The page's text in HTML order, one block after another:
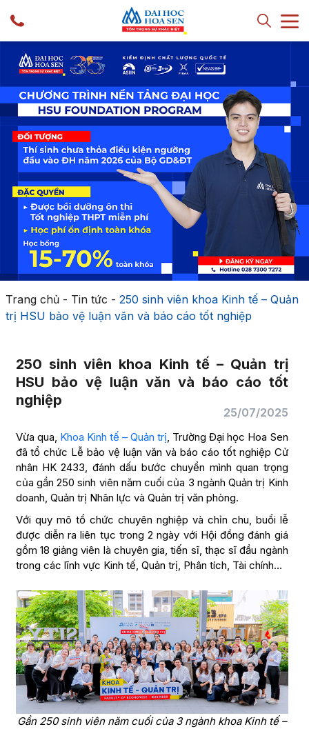
Trang chủ- Tin tức - 250 sinh viên khoa Kinh tế – Quản
trị HSU bảo vệ luận văn và báo cáo tốt nghiệp
250 sinh viên khoa Kinh tế – Quản trị
HSU bảo vệ luận văn và báo cáo tốt
nghiệp
25/07/2025
Vừa qua, Khoa Kinh tế – Quản trị, Trường Đại học Hoa Sen
đã tổ chức Lễ bảo vệ luận văn và báo cáo tốt nghiệp Cử
nhân HK 2433, đánh dấu bước chuyển mình quan trọng
của gần 250 sinh viên năm cuối của 3 ngành Quản trị Kinh
doanh, Quản trị Nhân lực và Quản trị văn phòng.
Với quy mô tổ chức chuyên nghiệp và chỉn chu, buổi lễ
được diễn ra liên tục trong 2 ngày với Hội đồng đánh giá
gồm 18 giảng viên là chuyên gia, tiến sĩ, thạc sĩ đầu ngành
trong các lĩnh vực Kinh tế, Quản trị, Phân tích, Tài chính…
Gần 250 sinh viên năm cuối của 3 ngành khoa Kinh tế –